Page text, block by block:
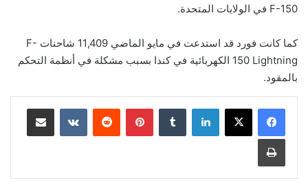
F-150 في الولايات المتحدة.
كما كانت فورد قد استدعت في مايو الماضي 11,409 شاحنات F-
150 Lightning الكهربائية في كندا بسبب مشكلة في أنظمة التحكم
بالمقود.
لينكدإن بينتيريست